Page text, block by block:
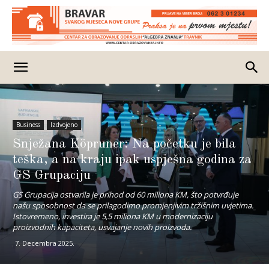
Business Izdvojeno
Snježana Köpruner: Na početku je bila
teška, a na kraju ipak uspješna godina za
GS Grupaciju
GS Grupacija ostvarila je prihod od 60 miliona KM, što potvrđuje
našu sposobnost da se prilagodimo promjenjivim tržišnim uvjetima.
Istovremeno, investira je 5,5 miliona KM u modernizaciju
proizvodnih kapaciteta, usvajanje novih proizvoda.
7. Decembra 2025.